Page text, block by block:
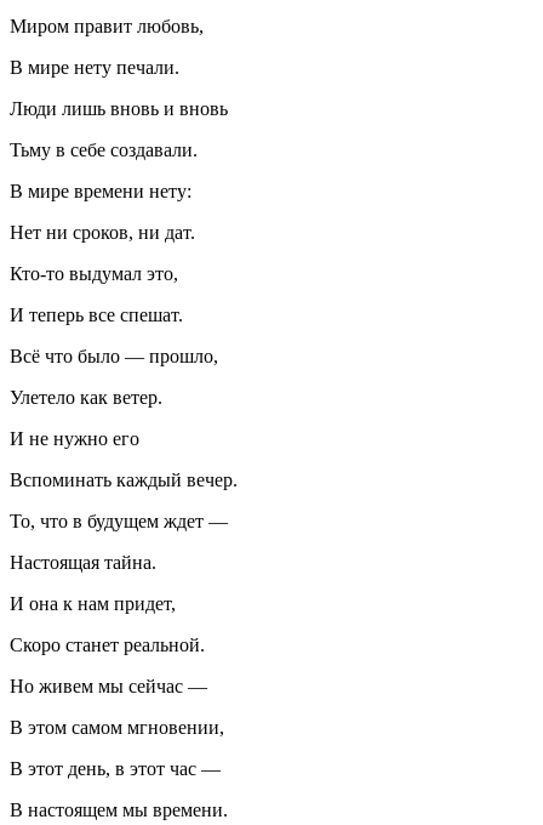
Миром правит любовь,
В мире нету печали.
Люди лишь вновь и вновь
Тьму в себе создавали.
В мире времени нету:
Нет ни сроков, ни дат.
Кто-то выдумал это,
И теперь все спешат.
Всё что было — прошло,
Улетело как ветер.
И не нужно его
Вспоминать каждый вечер.
То, что в будущем ждет —
Настоящая тайна.
И она к нам придет,
Скоро станет реальной.
Но живем мы сейчас —
В этом самом мгновении,
В этот день, в этот час —
В настоящем мы времени.